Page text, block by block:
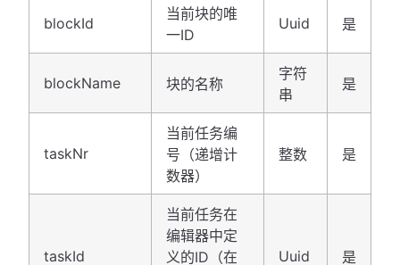
blockId
当前块的唯
一ID
Uuid 是
blockName 块的名称
字符
串
是
taskNr
当前任务编
号（递增计
数器）
整数 是
taskId
当前任务在
编辑器中定
义的ID（在
Uuid 是